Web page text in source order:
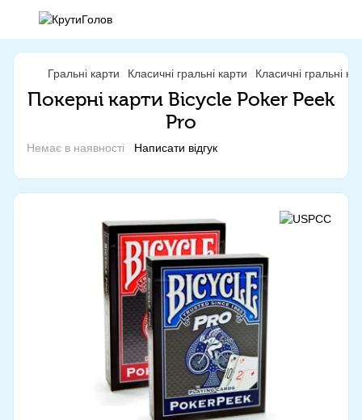
Гральні карти Класичні гральні карти Класичні гральні
Покерні карти Bicycle Poker Peek
Pro
Немає в наявності Написати відгук